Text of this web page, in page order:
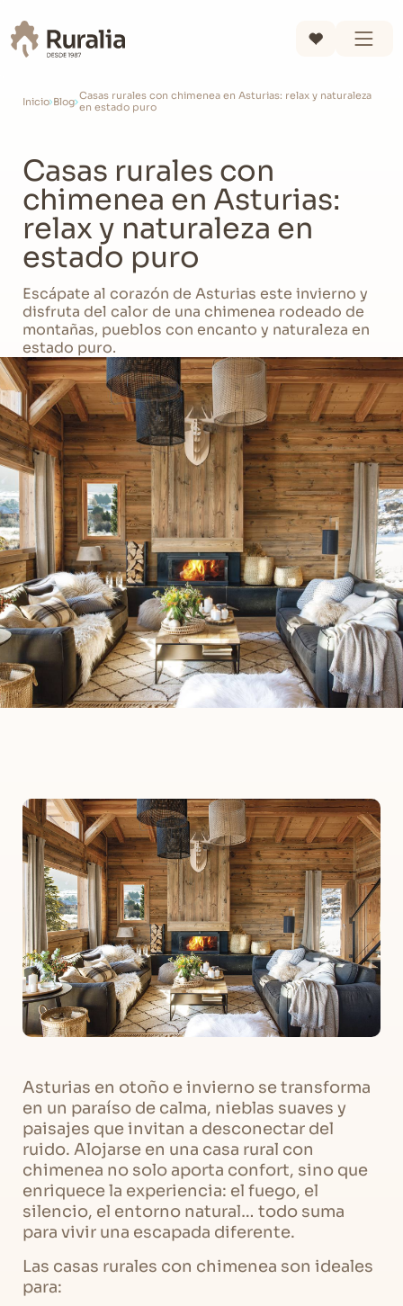
Inicio Blog Casas rurales con chimenea en Asturias: relax y naturaleza
en estado puro
Casas rurales con
chimenea en Asturias:
relax y naturaleza en
estado puro
Escápate al corazón de Asturias este invierno y
disfruta del calor de una chimenea rodeado de
montañas, pueblos con encanto y naturaleza en
estado puro.
Asturias en otoño e invierno se transforma
en un paraíso de calma, nieblas suaves y
paisajes que invitan a desconectar del
ruido. Alojarse en una casa rural con
chimenea no solo aporta confort, sino que
enriquece la experiencia: el fuego, el
silencio, el entorno natural… todo suma
para vivir una escapada diferente.
Las casas rurales con chimenea son ideales
para: